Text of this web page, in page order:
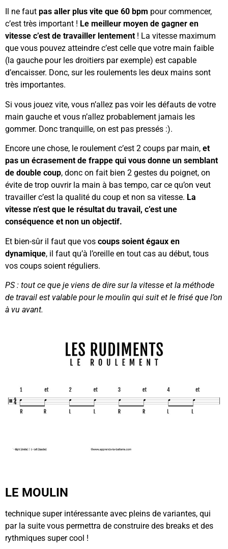
Il ne faut pas aller plus vite que 60 bpm pour commencer,
c’est très important ! Le meilleur moyen de gagner en
vitesse c’est de travailler lentement ! La vitesse maximum
que vous pouvez atteindre c’est celle que votre main faible
(la gauche pour les droitiers par exemple) est capable
d’encaisser. Donc, sur les roulements les deux mains sont
très importantes.
Si vous jouez vite, vous n’allez pas voir les défauts de votre
main gauche et vous n’allez probablement jamais les
gommer. Donc tranquille, on est pas pressés :).
Encore une chose, le roulement c’est 2 coups par main, et
pas un écrasement de frappe qui vous donne un semblant
de double coup, donc on fait bien 2 gestes du poignet, on
évite de trop ouvrir la main à bas tempo, car ce qu’on veut
travailler c’est la qualité du coup et non sa vitesse. La
vitesse n’est que le résultat du travail, c’est une
conséquence et non un objectif.
Et bien-sûr il faut que vos coups soient égaux en
dynamique, il faut qu’à l’oreille en tout cas au début, tous
vos coups soient réguliers.
PS : tout ce que je viens de dire sur la vitesse et la méthode
de travail est valable pour le moulin qui suit et le frisé que l’on
à vu avant.
LE MOULIN
technique super intéressante avec pleins de variantes, qui
par la suite vous permettra de construire des breaks et des
rythmiques super cool !